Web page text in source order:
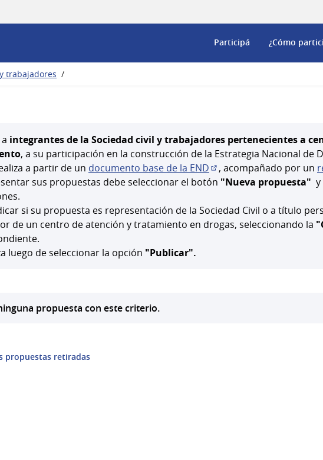
Participá ¿Cómo
trabajadores /
integrantes de la Sociedad civil y trabajadores pertenecientes a
, a su participación en la construcción de la Estrategia Nacional de
a partir de un documento base de la END
(Abrir en una pestaña
, acompañado por un
sus propuestas debe seleccionar el botón "Nueva propuesta" y
si su propuesta es representación de la Sociedad Civil o a título
de un centro de atención y tratamiento en drogas, seleccionando la
luego de seleccionar la opción "Publicar".
propuesta con este criterio.
propuestas retiradas